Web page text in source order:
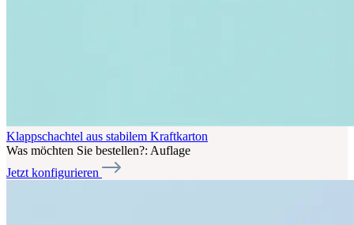
Klappschachtel aus stabilem Kraftkarton
Was möchten Sie bestellen?: Auflage
Jetzt konfigurieren